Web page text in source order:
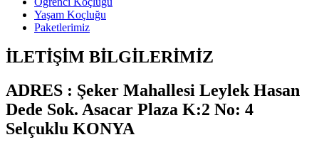
Yaşam Koçluğu
Paketlerimiz
İLETİŞİM BİLGİLERİMİZ
ADRES : Şeker Mahallesi Leylek Hasan
Dede Sok. Asacar Plaza K:2 No: 4
Selçuklu KONYA